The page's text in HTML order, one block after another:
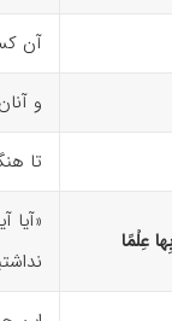
آن
و
تا
عِلْمًا
«آیا